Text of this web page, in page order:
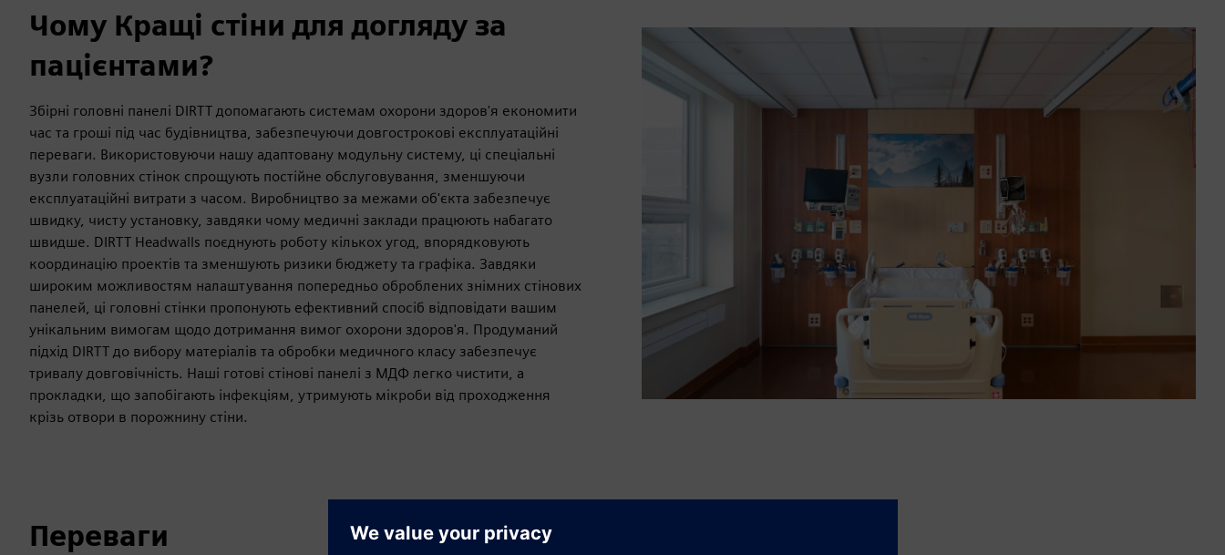
Чому Кращі стіни для догляду за
пацієнтами?
Збірні головні панелі DIRTT допомагають системам охорони здоров'я економити
час та гроші під час будівництва, забезпечуючи довгострокові експлуатаційні
переваги. Використовуючи нашу адаптовану модульну систему, ці спеціальні
вузли головних стінок спрощують постійне обслуговування, зменшуючи
експлуатаційні витрати з часом. Виробництво за межами об'єкта забезпечує
швидку, чисту установку, завдяки чому медичні заклади працюють набагато
швидше. DIRTT Headwalls поєднують роботу кількох угод, впорядковують
координацію проектів та зменшують ризики бюджету та графіка. Завдяки
широким можливостям налаштування попередньо оброблених знімних стінових
панелей, ці головні стінки пропонують ефективний спосіб відповідати вашим
унікальним вимогам щодо дотримання вимог охорони здоров'я. Продуманий
підхід DIRTT до вибору матеріалів та обробки медичного класу забезпечує
тривалу довговічність. Наші готові стінові панелі з МДФ легко чистити, а
прокладки, що запобігають інфекціям, утримують мікроби від проходження
крізь отвори в порожнину стіни.
Переваги